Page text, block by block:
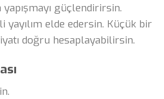
yapışmayı güçlendirirsin.
yayılım elde edersin. Küçük bir
doğru hesaplayabilirsin.